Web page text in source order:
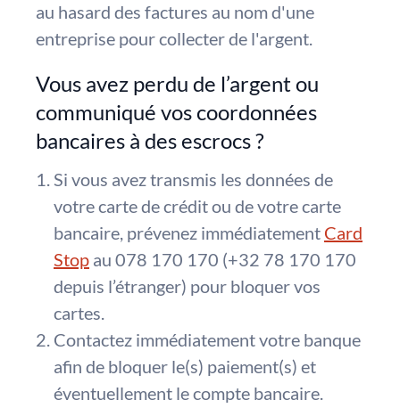
au hasard des factures au nom d'une
entreprise pour collecter de l'argent.
Vous avez perdu de l’argent ou
communiqué vos coordonnées
bancaires à des escrocs ?
Si vous avez transmis les données de
votre carte de crédit ou de votre carte
bancaire, prévenez immédiatement Card
Stop au 078 170 170 (+32 78 170 170
depuis l’étranger) pour bloquer vos
cartes.
Contactez immédiatement votre banque
afin de bloquer le(s) paiement(s) et
éventuellement le compte bancaire.